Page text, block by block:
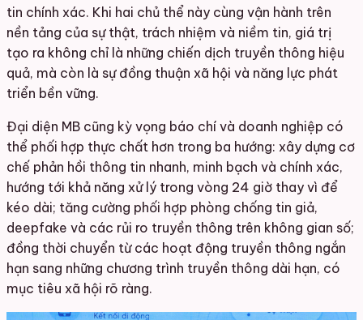
tin chính xác. Khi hai chủ thể này cùng vận hành trên
nền tảng của sự thật, trách nhiệm và niềm tin, giá trị
tạo ra không chỉ là những chiến dịch truyền thông hiệu
quả, mà còn là sự đồng thuận xã hội và năng lực phát
triển bền vững.
Đại diện MB cũng kỳ vọng báo chí và doanh nghiệp có
thể phối hợp thực chất hơn trong ba hướng: xây dựng cơ
chế phản hồi thông tin nhanh, minh bạch và chính xác,
hướng tới khả năng xử lý trong vòng 24 giờ thay vì để
kéo dài; tăng cường phối hợp phòng chống tin giả,
deepfake và các rủi ro truyền thông trên không gian số;
đồng thời chuyển từ các hoạt động truyền thông ngắn
hạn sang những chương trình truyền thông dài hạn, có
mục tiêu xã hội rõ ràng.